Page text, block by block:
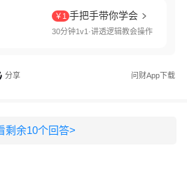
￥1 手把手带你学会
30分钟1v1·讲透逻辑教会操作
分享 问财App下载
剩余10个回答>